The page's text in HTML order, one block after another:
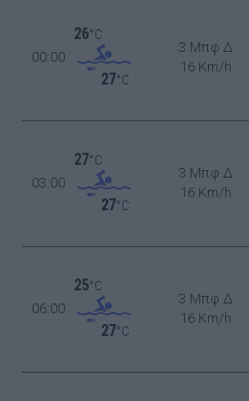
00:00
26°C
27°C
3 Μπφ Δ
16 Km/h
03:00
27°C
27°C
3 Μπφ Δ
16 Km/h
06:00
25°C
27°C
3 Μπφ Δ
16 Km/h